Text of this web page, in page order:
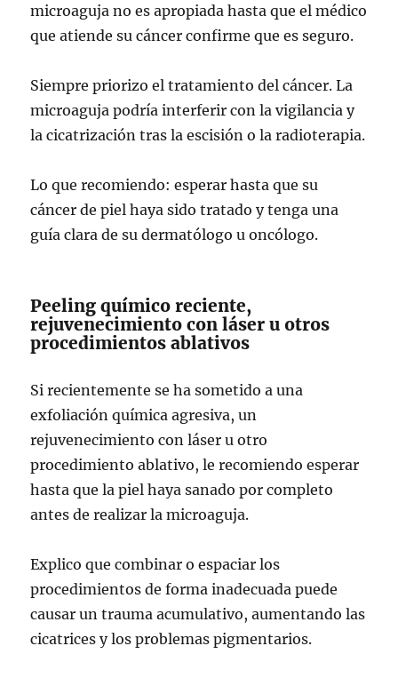
microaguja no es apropiada hasta que el médico
que atiende su cáncer confirme que es seguro.
Siempre priorizo el tratamiento del cáncer. La
microaguja podría interferir con la vigilancia y
la cicatrización tras la escisión o la radioterapia.
Lo que recomiendo: esperar hasta que su
cáncer de piel haya sido tratado y tenga una
guía clara de su dermatólogo u oncólogo.
Peeling químico reciente,
rejuvenecimiento con láser u otros
procedimientos ablativos
Si recientemente se ha sometido a una
exfoliación química agresiva, un
rejuvenecimiento con láser u otro
procedimiento ablativo, le recomiendo esperar
hasta que la piel haya sanado por completo
antes de realizar la microaguja.
Explico que combinar o espaciar los
procedimientos de forma inadecuada puede
causar un trauma acumulativo, aumentando las
cicatrices y los problemas pigmentarios.